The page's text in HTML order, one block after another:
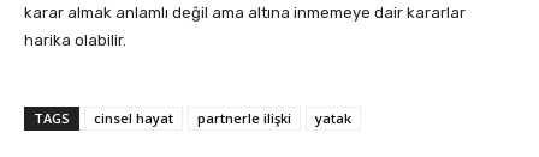
karar almak anlamlı değil ama altına inmemeye dair kararlar
harika olabilir.
TAGS cinsel hayat partnerle ilişki yatak